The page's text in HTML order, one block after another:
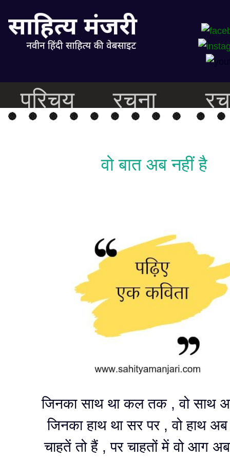
परिचय रचना
वो बात अब नहीं है
जिनका साथ था कल तक , वो साथ
जिनका हाथ था सर पर , वो हाथ अब
चाहतें तो हैं , पर चाहतों में वो आग